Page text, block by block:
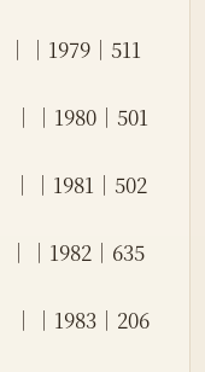
││1979│511
││1980│501
││1981│502
││1982│635
││1983│206